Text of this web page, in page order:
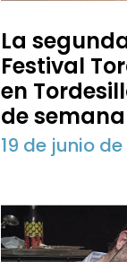
La
Festival
en
de semana
19 de junio de